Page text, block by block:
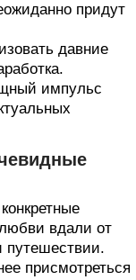
придут
давние
импульс
вдали от
путешествии.
присмотреться